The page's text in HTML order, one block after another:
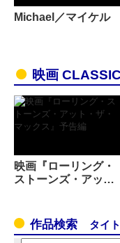
Michael／マイケル
映画 CLASSIC
映画『ローリング・
ストーンズ・アッ…
作品検索 タイ